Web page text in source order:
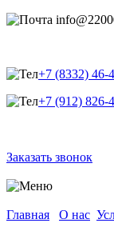
+7 (8332) 46-
+7 (912) 826-
Заказать звонок
Главная О нас